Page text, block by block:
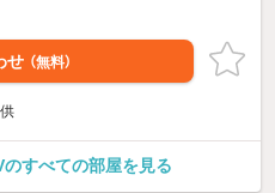
せ （無料）
すべての部屋を見る